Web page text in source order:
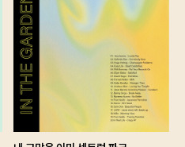
비밀번호 찾기